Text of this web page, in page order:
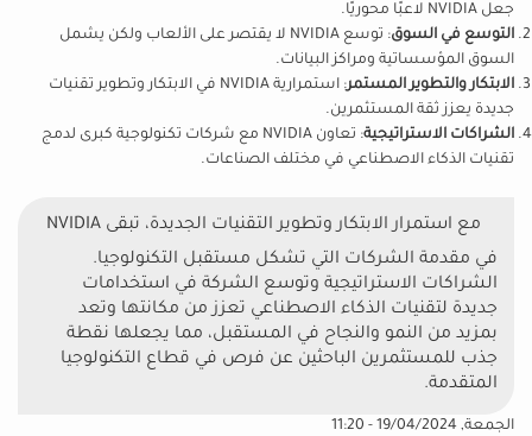
جعل NVIDIA لاعبًا محوريًا.
التوسع في السوق
: توسع NVIDIA لا يقتصر على الألعاب ولكن يشمل
السوق المؤسساتية ومراكز البيانات.
الابتكار والتطوير المستمر
: استمرارية NVIDIA في الابتكار وتطوير تقنيات
جديدة يعزز ثقة المستثمرين.
الشراكات الاستراتيجية
: تعاون NVIDIA مع شركات تكنولوجية كبرى لدمج
تقنيات الذكاء الاصطناعي في مختلف الصناعات.
مع استمرار الابتكار وتطوير التقنيات الجديدة، تبقى NVIDIA
في مقدمة الشركات التي تشكل مستقبل التكنولوجيا.
الشراكات الاستراتيجية وتوسع الشركة في استخدامات
جديدة لتقنيات الذكاء الاصطناعي تعزز من مكانتها وتعد
بمزيد من النمو والنجاح في المستقبل، مما يجعلها نقطة
جذب للمستثمرين الباحثين عن فرص في قطاع التكنولوجيا
المتقدمة.
الجمعة, 19/04/2024 - 11:20